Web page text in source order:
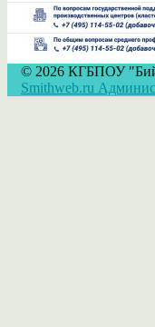
© 2026 КГБПОУ
Smithweb.ru